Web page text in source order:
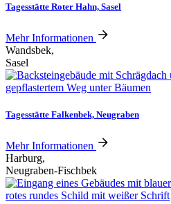
Tagesstätte Roter Hahn, Sasel
Mehr Informationen
Wandsbek,
Sasel
Tagesstätte Falkenbek, Neugraben
Mehr Informationen
Harburg,
Neugraben-Fischbek